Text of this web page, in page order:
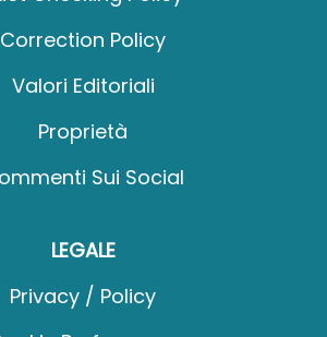
Correction Policy
Valori Editoriali
Proprietà
Sui Social
LEGALE
Privacy / Policy